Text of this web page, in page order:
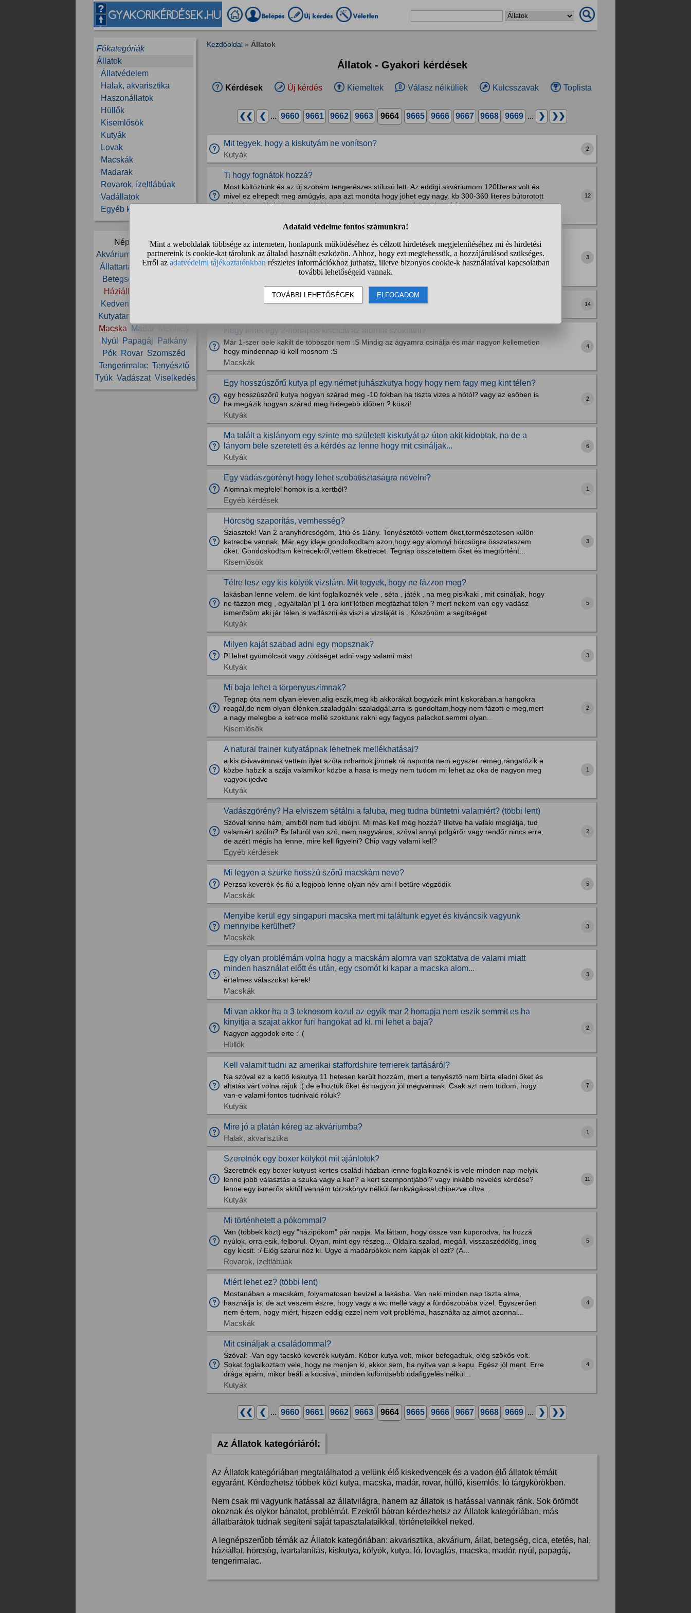
Főkategóriák
Állatok
Állatvédelem
Halak, akvarisztika
Haszonállatok
Hüllők
Kisemlősök
Kutyák
Lovak
Macskák
Madarak
Rovarok, ízeltlábúak
Vadállatok
Egyéb kérdések
Népszerű témák:
Akvárium
Állat Állatorvos
Állattartás
Állatvédelem
Betegség
Háziállat
Kedvenc
Kutyatartás
Macska
Madár
Nyúl
Papagáj
Patkány
Pók Rovar Szomszéd
Tengerimalac Tenyésztő
Tyúk Vadászat Viselkedés
Kezdőoldal » Állatok
Állatok - Gyakori kérdések
Kérdések Új kérdés Kiemeltek Válasz nélküliek Kulcsszavak Toplista
❮❮ ❮ ... 9660 9661 9662 9663 9664 9665 9666 9667 9668 9669 ... ❯ ❯❯
Mit tegyek, hogy a kiskutyám ne vonítson?
Kutyák
2
Ti hogy fognátok hozzá?
Most költöztünk és az új szobám tengerészes stílusú lett. Az eddigi akváriumom 120literes volt és
mivel ez elrepedt meg amúgyis, apa azt mondta hogy jöhet egy nagy. kb 300-360 literes bútorotott
akit néztem ki. Az lenne a kérdésem hogy szerinted tehetek bele korallt?...
12
Már lassan egy éve járok ehhez az egyesülethez...ami azt illeti, mar eddig sem szerettem nagyon.
Összvissz 2 nagyló van, ami nem probléma, csak az egyiken nem lehet normálisan ügetni, a másik
nagyon kemény szájú, pár hónapja lett belovagolva. Meg vannak pónik is, de...
3
Egy önvédelmi sokkoló hogy hat egy disznóra vagy egy kutyára?
14
Hogy lehet egy 2-hónapos kiscicát az alomra szoktatni?
Már 1-szer bele kakilt de többször nem :S Mindig az ágyamra csinálja és már nagyon kellemetlen
hogy mindennap ki kell mosnom :S
Macskák
4
Egy hosszúszőrű kutya pl egy német juhászkutya hogy hogy nem fagy meg kint télen?
egy hosszúszőrű kutya hogyan szárad meg -10 fokban ha tiszta vizes a hótól? vagy az esőben is
ha megázik hogyan szárad meg hidegebb időben ? köszi!
Kutyák
2
Ma talált a kislányom egy szinte ma született kiskutyát az úton akit kidobtak, na de a
lányom bele szeretett és a kérdés az lenne hogy mit csináljak...
Kutyák
6
Egy vadászgörényt hogy lehet szobatisztaságra nevelni?
Alomnak megfelel homok is a kertből?
Egyéb kérdések
1
Hörcsög szaporítás, vemhesség?
Sziasztok! Van 2 aranyhörcsögöm, 1fiú és 1lány. Tenyésztőtől vettem őket,természetesen külön
ketrecbe vannak. Már egy ideje gondolkodtam azon,hogy egy alomnyi hörcsögre összeteszem
őket. Gondoskodtam ketrecekről,vettem 6ketrecet. Tegnap összetettem őket és megtörtént...
Kisemlősök
3
Télre lesz egy kis kölyök vizslám. Mit tegyek, hogy ne fázzon meg?
lakásban lenne velem. de kint foglalkoznék vele , séta , játék , na meg pisi/kaki , mit csináljak, hogy
ne fázzon meg , egyáltalán pl 1 óra kint létben megfázhat télen ? mert nekem van egy vadász
ismerősöm aki jár télen is vadászni és viszi a vizsláját is . Köszönöm a segítséget
Kutyák
5
Milyen kaját szabad adni egy mopsznak?
Pl.lehet gyümölcsöt vagy zöldséget adni vagy valami mást
Kutyák
3
Mi baja lehet a törpenyuszimnak?
Tegnap óta nem olyan eleven,alig eszik,meg kb akkorákat bogyózik mint kiskorában.a hangokra
reagál,de nem olyan élénken.szaladgálni szaladgál.arra is gondoltam,hogy nem fázott-e meg,mert
a nagy melegbe a ketrece mellé szoktunk rakni egy fagyos palackot.semmi olyan...
Kisemlősök
2
A natural trainer kutyatápnak lehetnek mellékhatásai?
a kis csivavámnak vettem ilyet azóta rohamok jönnek rá naponta nem egyszer remeg,rángatózik e
közbe habzik a szája valamikor közbe a hasa is megy nem tudom mi lehet az oka de nagyon meg
vagyok ijedve
Kutyák
1
Vadászgörény? Ha elviszem sétálni a faluba, meg tudna büntetni valamiért? (többi lent)
Szóval lenne hám, amiből nem tud kibújni. Mi más kell még hozzá? Illetve ha valaki meglátja, tud
valamiért szólni? És faluról van szó, nem nagyváros, szóval annyi polgárőr vagy rendőr nincs erre,
de azért mégis ha lenne, mire kell figyelni? Chip vagy valami kell?
Egyéb kérdések
2
Mi legyen a szürke hosszú szőrű macskám neve?
Perzsa keverék és fiú a legjobb lenne olyan név ami I betűre végződik
Macskák
5
Menyibe kerül egy singapuri macska mert mi találtunk egyet és kiváncsik vagyunk
mennyibe kerülhet?
Macskák
3
Egy olyan problémám volna hogy a macskám alomra van szoktatva de valami miatt
minden használat előtt és után, egy csomót ki kapar a macska alom...
értelmes válaszokat kérek!
Macskák
3
Mi van akkor ha a 3 teknosom kozul az egyik mar 2 honapja nem eszik semmit es ha
kinyitja a szajat akkor furi hangokat ad ki. mi lehet a baja?
Nagyon aggodok erte :' (
Hüllők
2
Kell valamit tudni az amerikai staffordshire terrierek tartásáról?
Na szóval ez a kettő kiskutya 11 hetesen került hozzám, mert a tenyésztő nem bírta eladni őket és
altatás várt volna rájuk :( de elhoztuk őket és nagyon jól megvannak. Csak azt nem tudom, hogy
van-e valami fontos tudnivaló róluk?
Kutyák
7
Mire jó a platán kéreg az akváriumba?
Halak, akvarisztika
1
Szeretnék egy boxer kölyköt mit ajánlotok?
Szeretnék egy boxer kutyust kertes családi házban lenne foglalkoznék is vele minden nap melyik
lenne jobb választás a szuka vagy a kan? a kert szempontjából? vagy inkább nevelés kérdése?
lenne egy ismerős akitől venném törzskönyv nélkül farokvágással,chipezve oltva...
Kutyák
11
Mi történhetett a pókommal?
Van (többek közt) egy "házipókom" pár napja. Ma láttam, hogy össze van kuporodva, ha hozzá
nyúlok, orra esik, felborul. Olyan, mint egy részeg... Oldalra szalad, megáll, visszaszédölög, inog
egy kicsit. :/ Elég szarul néz ki. Ugye a madárpókok nem kapják el ezt? (A...
Rovarok, ízeltlábúak
5
Miért lehet ez? (többi lent)
Mostanában a macskám, folyamatosan bevizel a lakásba. Van neki minden nap tiszta alma,
használja is, de azt veszem észre, hogy vagy a wc mellé vagy a fürdőszobába vizel. Egyszerűen
nem értem, hogy miért, hiszen eddig ezzel nem volt probléma, használta az almot azonnal...
Macskák
4
Mit csináljak a családommal?
Szóval: -Van egy tacskó keverék kutyám. Kóbor kutya volt, mikor befogadtuk, elég szökős volt.
Sokat foglalkoztam vele, hogy ne menjen ki, akkor sem, ha nyitva van a kapu. Egész jól ment. Erre
drága apám, mikor beáll a kocsival, minden különösebb odafigyelés nélkül...
Kutyák
4
❮❮ ❮ ... 9660 9661 9662 9663 9664 9665 9666 9667 9668 9669 ... ❯ ❯❯
Az Állatok kategóriáról:
Az Állatok kategóriában megtalálhatod a velünk élő kiskedvencek és a vadon élő állatok témáit
egyaránt. Kérdezhetsz többek közt kutya, macska, madár, rovar, hüllő, kisemlős, ló tárgykörökben.
Nem csak mi vagyunk hatással az állatvilágra, hanem az állatok is hatással vannak ránk. Sok örömöt
okoznak és olykor bánatot, problémát. Ezekről bátran kérdezhetsz az Állatok kategóriában, más
állatbarátok tudnak segíteni saját tapasztalataikkal, történeteikkel neked.
A legnépszerűbb témák az Állatok kategóriában: akvarisztika, akvárium, állat, betegség, cica, etetés, hal,
háziállat, hörcsög, ivartalanítás, kiskutya, kölyök, kutya, ló, lovaglás, macska, madár, nyúl, papagáj,
tengerimalac.